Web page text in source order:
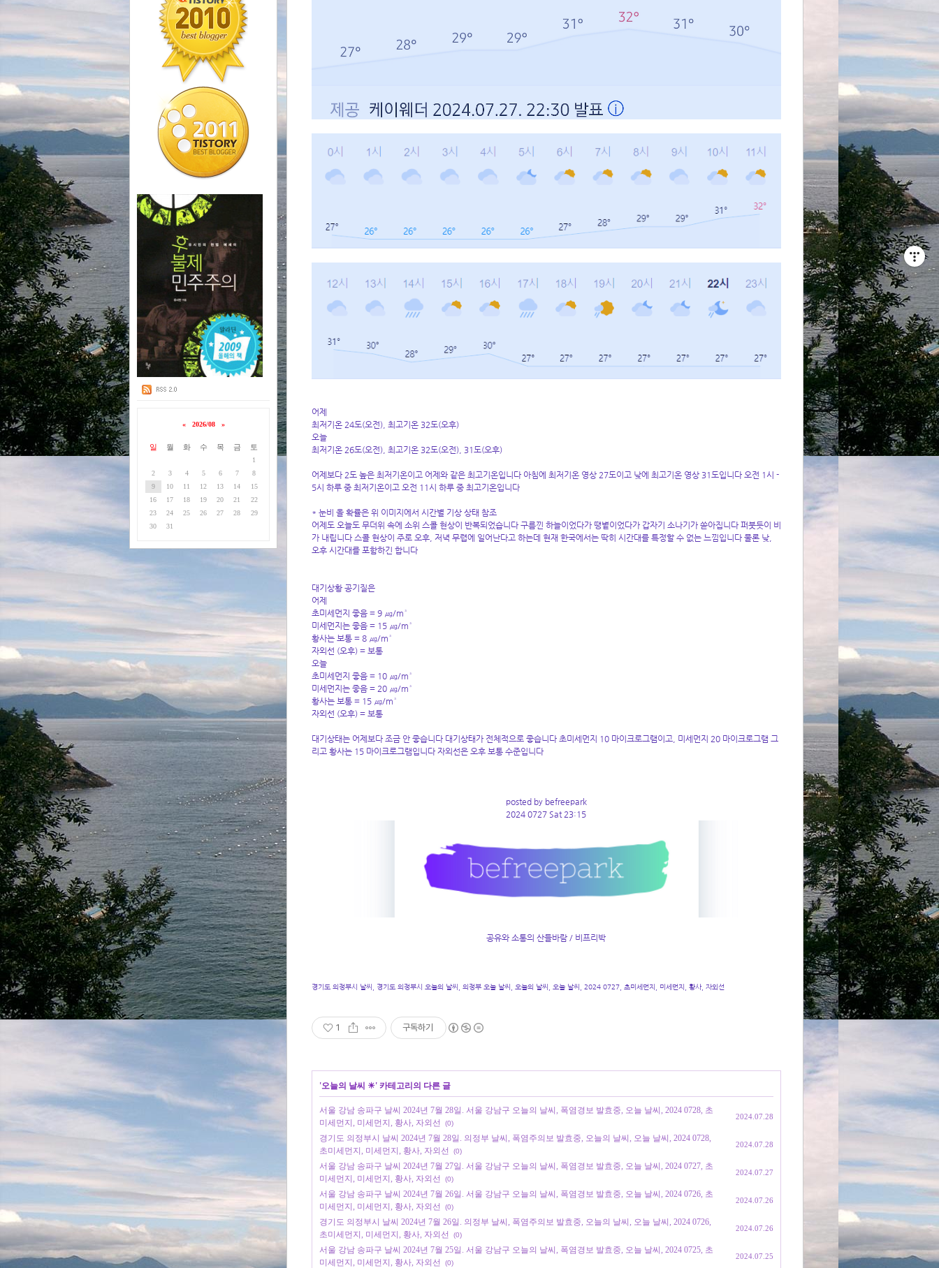
« 2026/08 »
일 월 화 수 목 금 토
1
2
3 4 5 6 7
8
9
10 11 12 13 14
15
16
17 18 19 20 21
22
23
24 25 26 27 28
29
30
31
어제
최저기온 24도(오전), 최고기온 32도(오후)
오늘
최저기온 26도(오전), 최고기온 32도(오전), 31도(오후)
어제보다 2도 높은 최저기온이고 어제와 같은 최고기온입니다 아침에 최저기온 영상 27도이고 낮에 최고기온 영상 31도입니다 오전 1시 -
5시 하루 중 최저기온이고 오전 11시 하루 중 최고기온입니다
* 눈비 올 확률은 위 이미지에서 시간별 기상 상태 참조
어제도 오늘도 무더위 속에 소위 스콜 현상이 반복되었습니다 구름낀 하늘이었다가 땡볕이었다가 갑자기 소나기가 쏟아집니다 퍼붓듯이 비
가 내립니다 스콜 현상이 주로 오후, 저녁 무렵에 일어난다고 하는데 현재 한국에서는 딱히 시간대를 특정할 수 없는 느낌입니다 물론 낮,
오후 시간대를 포함하긴 합니다
대기상황 공기질은
어제
초미세먼지 좋음 = 9 ㎍/m³
미세먼지는 좋음 = 15 ㎍/m³
황사는 보통 = 8 ㎍/m³
자외선 (오후) = 보통
오늘
초미세먼지 좋음 = 10 ㎍/m³
미세먼지는 좋음 = 20 ㎍/m³
황사는 보통 = 15 ㎍/m³
자외선 (오후) = 보통
대기상태는 어제보다 조금 안 좋습니다 대기상태가 전체적으로 좋습니다 초미세먼지 10 마이크로그램이고, 미세먼지 20 마이크로그램 그
리고 황사는 15 마이크로그램입니다 자외선은 오후 보통 수준입니다
posted by befreepark
2024 0727 Sat 23:15
공유와 소통의 산들바람 / 비프리박
경기도 의정부시 날씨, 경기도 의정부시 오늘의 날씨, 의정부 오늘 날씨, 오늘의 날씨, 오늘 날씨, 2024 0727, 초미세먼지, 미세먼지, 황사, 자외선
1 구독하기
'오늘의 날씨 ☀' 카테고리의 다른 글
서울 강남 송파구 날씨 2024년 7월 28일. 서울 강남구 오늘의 날씨, 폭염경보 발효중, 오늘 날씨, 2024 0728, 초
미세먼지, 미세먼지, 황사, 자외선
(0)
2024.07.28
경기도 의정부시 날씨 2024년 7월 28일. 의정부 날씨, 폭염주의보 발효중, 오늘의 날씨, 오늘 날씨, 2024 0728,
초미세먼지, 미세먼지, 황사, 자외선
(0)
2024.07.28
서울 강남 송파구 날씨 2024년 7월 27일. 서울 강남구 오늘의 날씨, 폭염경보 발효중, 오늘 날씨, 2024 0727, 초
미세먼지, 미세먼지, 황사, 자외선
(0)
2024.07.27
서울 강남 송파구 날씨 2024년 7월 26일. 서울 강남구 오늘의 날씨, 폭염경보 발효중, 오늘 날씨, 2024 0726, 초
미세먼지, 미세먼지, 황사, 자외선
(0)
2024.07.26
경기도 의정부시 날씨 2024년 7월 26일. 의정부 날씨, 폭염주의보 발효중, 오늘의 날씨, 오늘 날씨, 2024 0726,
초미세먼지, 미세먼지, 황사, 자외선
(0)
2024.07.26
서울 강남 송파구 날씨 2024년 7월 25일. 서울 강남구 오늘의 날씨, 폭염경보 발효중, 오늘 날씨, 2024 0725, 초
미세먼지, 미세먼지, 황사, 자외선
(0)
2024.07.25